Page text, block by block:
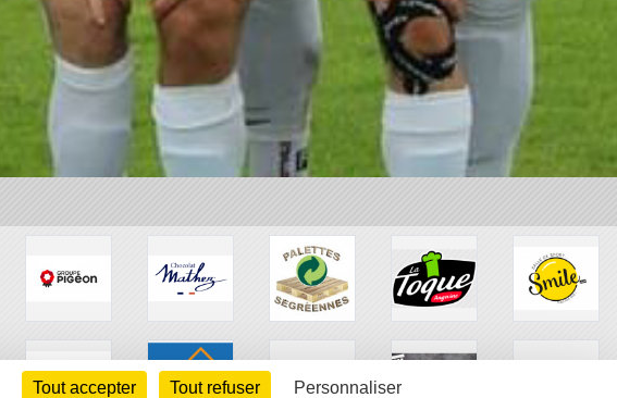
Tout accepter Tout refuser Personnaliser